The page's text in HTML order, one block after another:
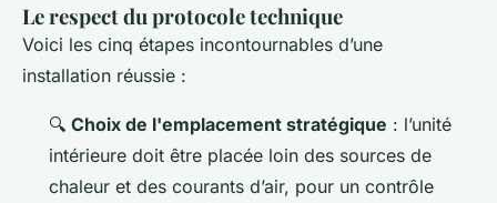
Le respect du protocole technique
Voici les cinq étapes incontournables d’une
installation réussie :
🔍 Choix de l'emplacement stratégique : l’unité
intérieure doit être placée loin des sources de
chaleur et des courants d’air, pour un contrôle